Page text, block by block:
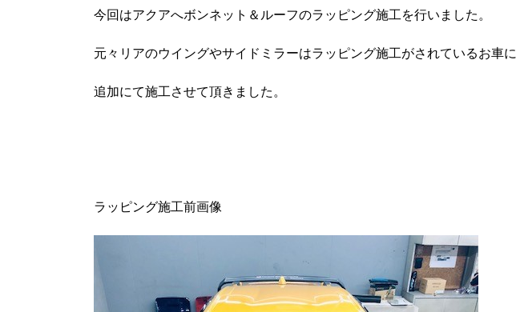
今回はアクアへボンネット＆ルーフのラッピング施工を行いました。
元々リアのウイングやサイドミラーはラッピング施工がされているお車に
追加にて施工させて頂きました。
ラッピング施工前画像